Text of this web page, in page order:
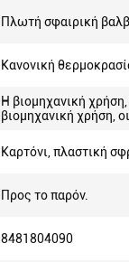
Πλωτή σφαιρική
Κανονική
Η βιομηχανική χρήση,
βιομηχανική χρήση,
Καρτόνι, πλαστική
Προς το παρόν.
8481804090